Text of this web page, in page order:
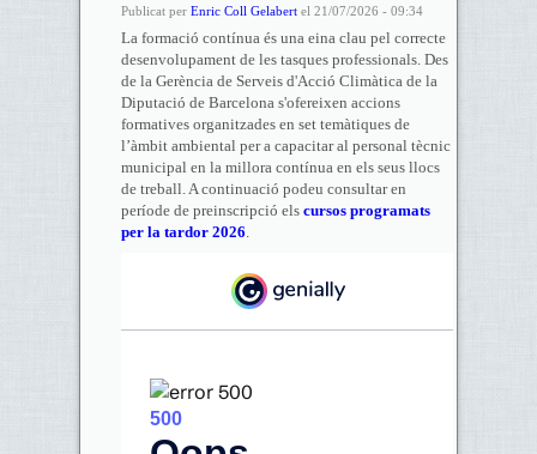
Publicat per Enric Coll Gelabertel 21/07/2026 - 09:34
La formació contínua és una eina clau pel correcte
desenvolupament de les tasques professionals. Des
de la Gerència de Serveis d'Acció Climàtica de la
Diputació de Barcelona s'ofereixen accions
formatives organitzades en set temàtiques de
l’àmbit ambiental per a capacitar al personal tècnic
municipal en la millora contínua en els seus llocs
de treball. A continuació podeu consultar en
període de preinscripció els cursos programats
per la tardor 2026.